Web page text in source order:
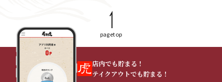
pagetop
店内でも貯まる！
テイクアウトでも貯まる！